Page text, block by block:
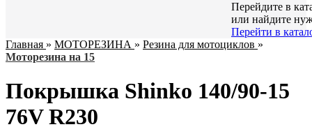
Перейдите в
или найдите
Перейти в
Главная » МОТОРЕЗИНА » Резина для мотоциклов »
Моторезина на 15
Покрышка Shinko 140/90-15
76V R230